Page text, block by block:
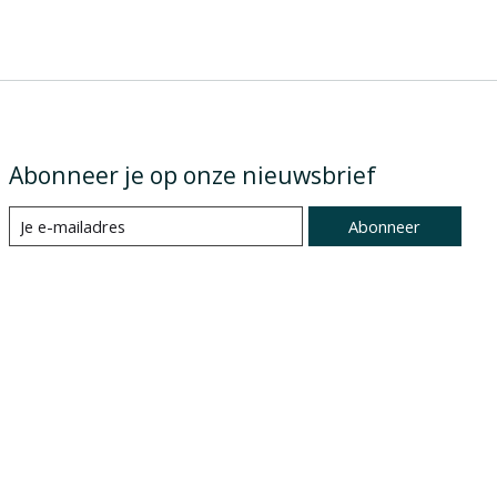
Abonneer je op onze nieuwsbrief
Abonneer